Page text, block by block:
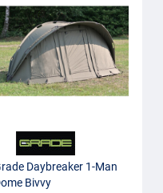
Daybreaker 1-Man
Bivvy